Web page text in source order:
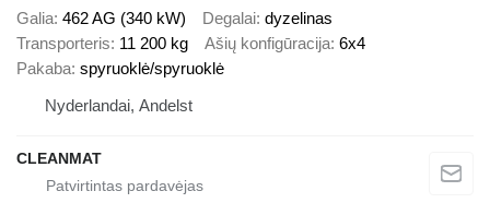
Galia 462 AG (340 kW) Degalai dyzelinas
Transporteris 11 200 kg Ašių konfigūracija 6x4
Pakaba spyruoklė/spyruoklė
Nyderlandai, Andelst
CLEANMAT